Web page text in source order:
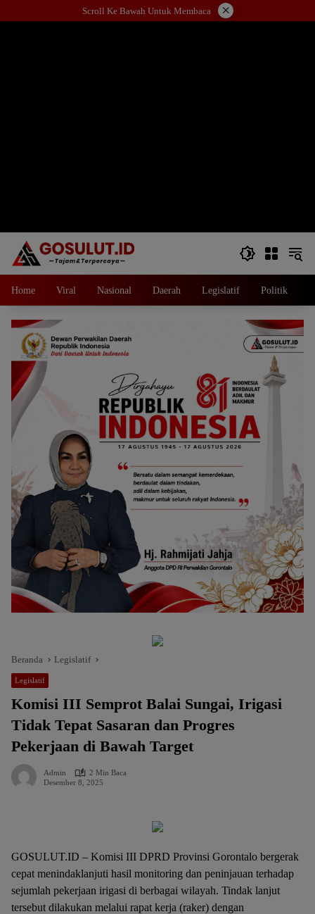
ke
Scroll Ke Bawah Untuk Membaca ×
Home Viral Nasional Daerah Legislatif Politik
Beranda Legislatif
Legislatif
Komisi III Semprot Balai Sungai, Irigasi
Tidak Tepat Sasaran dan Progres
Pekerjaan di Bawah Target
Admin
2 Min Baca
Desember 8, 2025
GOSULUT.ID – Komisi III DPRD Provinsi Gorontalo bergerak
cepat menindaklanjuti hasil monitoring dan peninjauan terhadap
sejumlah pekerjaan irigasi di berbagai wilayah. Tindak lanjut
tersebut dilakukan melalui rapat kerja (raker) dengan